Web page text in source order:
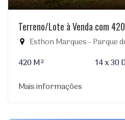
Terreno/Lote à Venda com
Esthon Marques - Parque
420 M²
14 x 30
Mais informações